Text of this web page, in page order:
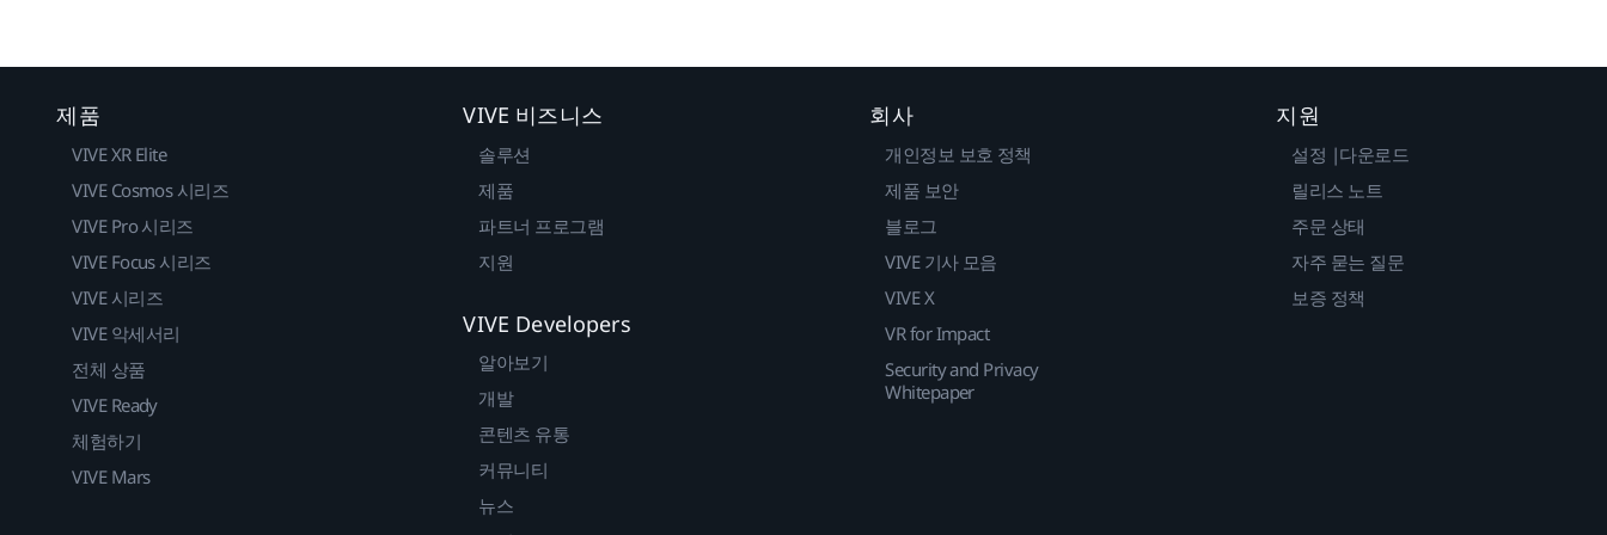
제품
VIVE XR Elite
VIVE Cosmos 시리즈
VIVE Pro 시리즈
VIVE Focus 시리즈
VIVE 시리즈
VIVE 악세서리
전체 상품
VIVE Ready
체험하기
VIVE Mars
VIVE 비즈니스
솔루션
제품
파트너 프로그램
지원
VIVE Developers
알아보기
개발
콘텐츠 유통
커뮤니티
뉴스
회사
개인정보 보호 정책
제품 보안
블로그
VIVE 기사 모음
VIVE X
VR for Impact
Security and Privacy
Whitepaper
지원
설정 |다운로드
릴리스 노트
주문 상태
자주 묻는 질문
보증 정책